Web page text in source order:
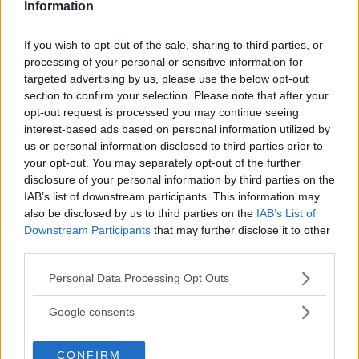
Information
If you wish to opt-out of the sale, sharing to third parties, or
processing of your personal or sensitive information for
targeted advertising by us, please use the below opt-out
section to confirm your selection. Please note that after your
opt-out request is processed you may continue seeing
interest-based ads based on personal information utilized by
us or personal information disclosed to third parties prior to
your opt-out. You may separately opt-out of the further
disclosure of your personal information by third parties on the
IAB’s list of downstream participants. This information may
also be disclosed by us to third parties on the IAB’s List of
Downstream Participants that may further disclose it to other
Please note that this website/app uses one or more Google
not limited to your visit or usage behaviour. You may click to
use your data for below specified purposes in below Google
Personal Data Processing Opt Outs
Google consents
CONFIRM
rostskydda?
beroende på vem jag frågat. När bör det göras?” Vi Bilägare
svarar.
11 kommentarer Gasa (10) Bromsa (9)
Bilfrågan: Tystaste
däcken?
BILFRÅGAN 20 juni 2016 Vilka däck ska jag välja för att minska
bullret i min bil? Vi Bilägare svarar.
18 kommentarer Gasa (11) Bromsa (8)
Bilfrågan: Rätt däck till
BMW?